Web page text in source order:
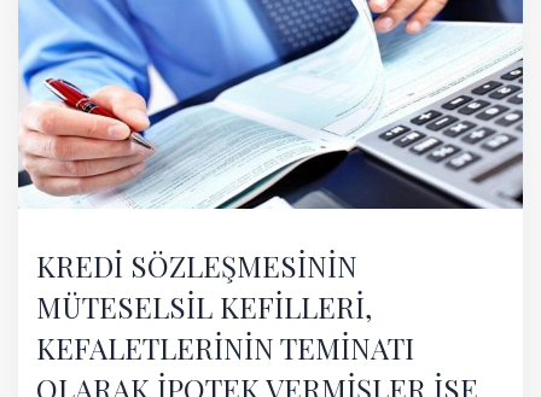
KREDİ SÖZLEŞMESİNİN
MÜTESELSİL KEFİLLERİ,
KEFALETLERİNİN TEMİNATI
OLARAK İPOTEK VERMİŞLER İSE